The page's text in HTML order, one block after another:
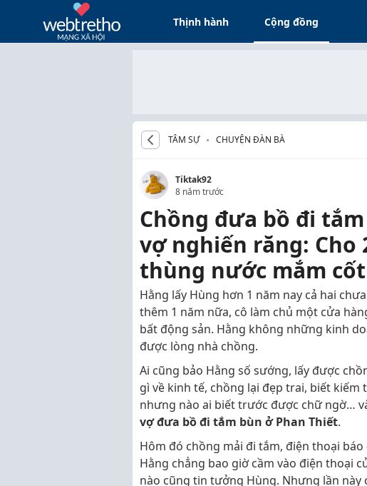
Thịnh hành Cộng đồng
TÂM SỰ CHUYỆN ĐÀN BÀ
Tiktak92
8 năm trước
Chồng đưa bồ đi
vợ nghiến răng: Cho
thùng nước mắm
Hằng lấy Hùng hơn 1 năm nay cả hai
thêm 1 năm nữa, cô làm chủ một cửa
bất động sản. Hằng không những kinh
được lòng nhà chồng.
Ai cũng bảo Hằng số sướng, lấy được
gì về kinh tế, chồng lại đẹp trai, biết
nhưng nào ai biết trước được chữ ngờ…
vợ đưa bồ đi tắm bùn ở Phan Thiết.
Hôm đó chồng mải đi tắm, điện thoại
Hằng chẳng bao giờ cầm vào điện thoại
nào cũng tin tưởng Hùng. Nhưng lần